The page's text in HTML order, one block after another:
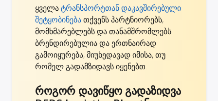
ყველატრანსპორტთან დაკავშირებული
შეტყობინებათქვენს პარტნიორებს,
მომხმარებლებს და თანამშრომლებს
ბრენდირებულია და ერთნაირად
გამოიყურება, მიუხედავად იმისა, თუ
რომელ გადამზიდავს იყენებთ.
როგორ დავიწყო გადაზიდვა